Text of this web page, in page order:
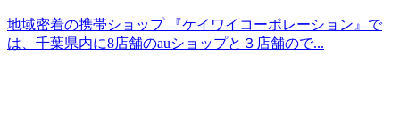
地域密着の携帯ショップ 『ケイワイコーポレーション』で
は、千葉県内に8店舗のauショップと３店舗ので...